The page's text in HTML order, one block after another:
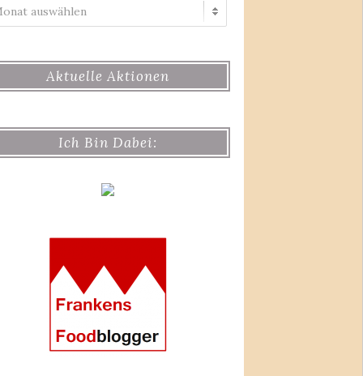
Aktuelle Aktionen
Ich Bin Dabei: